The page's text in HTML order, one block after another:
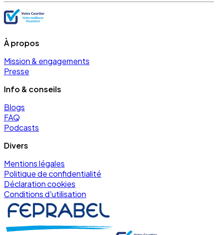
À propos
Mission & engagements
Presse
Info & conseils
Blogs
FAQ
Podcasts
Divers
Mentions légales
Politique de confidentialité
Déclaration cookies
Conditions d'utilisation